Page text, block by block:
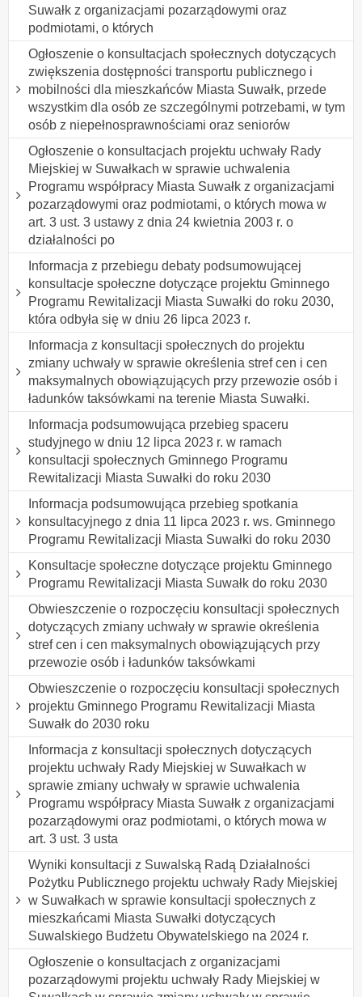
Suwałk z organizacjami pozarządowymi oraz
podmiotami, o których
Ogłoszenie o konsultacjach społecznych dotyczących
zwiększenia dostępności transportu publicznego i
mobilności dla mieszkańców Miasta Suwałk, przede
wszystkim dla osób ze szczególnymi potrzebami, w tym
osób z niepełnosprawnościami oraz seniorów
Ogłoszenie o konsultacjach projektu uchwały Rady
Miejskiej w Suwałkach w sprawie uchwalenia
Programu współpracy Miasta Suwałk z organizacjami
pozarządowymi oraz podmiotami, o których mowa w
art. 3 ust. 3 ustawy z dnia 24 kwietnia 2003 r. o
działalności po
Informacja z przebiegu debaty podsumowującej
konsultacje społeczne dotyczące projektu Gminnego
Programu Rewitalizacji Miasta Suwałki do roku 2030,
która odbyła się w dniu 26 lipca 2023 r.
Informacja z konsultacji społecznych do projektu
zmiany uchwały w sprawie określenia stref cen i cen
maksymalnych obowiązujących przy przewozie osób i
ładunków taksówkami na terenie Miasta Suwałki.
Informacja podsumowująca przebieg spaceru
studyjnego w dniu 12 lipca 2023 r. w ramach
konsultacji społecznych Gminnego Programu
Rewitalizacji Miasta Suwałki do roku 2030
Informacja podsumowująca przebieg spotkania
konsultacyjnego z dnia 11 lipca 2023 r. ws. Gminnego
Programu Rewitalizacji Miasta Suwałki do roku 2030
Konsultacje społeczne dotyczące projektu Gminnego
Programu Rewitalizacji Miasta Suwałk do roku 2030
Obwieszczenie o rozpoczęciu konsultacji społecznych
dotyczących zmiany uchwały w sprawie określenia
stref cen i cen maksymalnych obowiązujących przy
przewozie osób i ładunków taksówkami
Obwieszczenie o rozpoczęciu konsultacji społecznych
projektu Gminnego Programu Rewitalizacji Miasta
Suwałk do 2030 roku
Informacja z konsultacji społecznych dotyczących
projektu uchwały Rady Miejskiej w Suwałkach w
sprawie zmiany uchwały w sprawie uchwalenia
Programu współpracy Miasta Suwałk z organizacjami
pozarządowymi oraz podmiotami, o których mowa w
art. 3 ust. 3 usta
Wyniki konsultacji z Suwalską Radą Działalności
Pożytku Publicznego projektu uchwały Rady Miejskiej
w Suwałkach w sprawie konsultacji społecznych z
mieszkańcami Miasta Suwałki dotyczących
Suwalskiego Budżetu Obywatelskiego na 2024 r.
Ogłoszenie o konsultacjach z organizacjami
pozarządowymi projektu uchwały Rady Miejskiej w